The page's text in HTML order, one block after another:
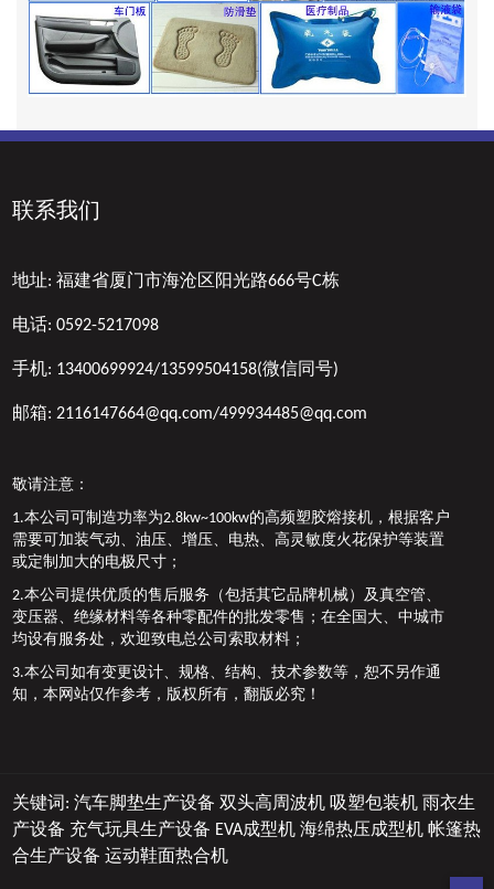
联系我们
地址:福建省厦门市海沧区阳光路666号C栋
电话:0592-5217098
手机: 13400699924/13599504158(微信同号)
邮箱:2116147664@qq.com/499934485@qq.com
敬请注意：
1.本公司可制造功率为2.8kw~100kw的高频塑胶熔接机，根据客户
需要可加装气动、油压、增压、电热、高灵敏度火花保护等装置
或定制加大的电极尺寸；
2.本公司提供优质的售后服务（包括其它品牌机械）及真空管、
变压器、绝缘材料等各种零配件的批发零售；在全国大、中城市
均设有服务处，欢迎致电总公司索取材料；
3.本公司如有变更设计、规格、结构、技术参数等，恕不另作通
知，本网站仅作参考，版权所有，翻版必究！
关键词:汽车脚垫生产设备 双头高周波机 吸塑包装机 雨衣生
产设备 充气玩具生产设备 EVA成型机 海绵热压成型机 帐篷热
合生产设备 运动鞋面热合机